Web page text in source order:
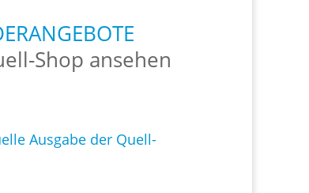
Shop ansehen
Ausgabe der Quell-